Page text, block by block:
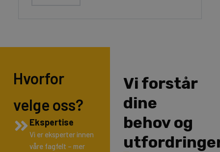
Hvorfor
velge oss?
Ekspertise
Vi er eksperter innen
våre fagfelt – mer
Vi forstår
dine
behov og